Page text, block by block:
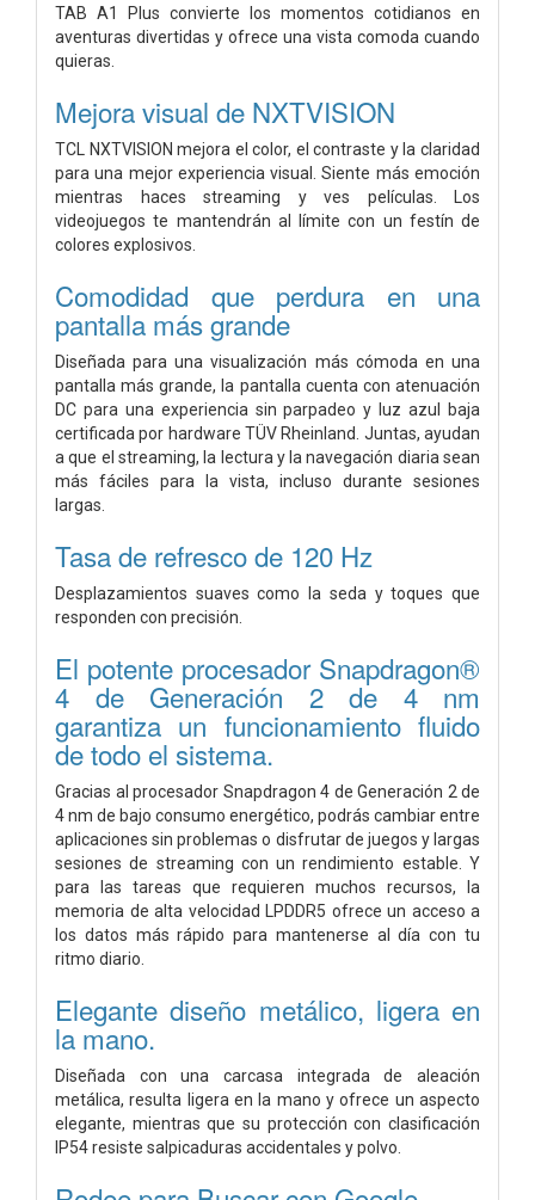
TAB A1 Plus convierte los momentos cotidianos en
aventuras divertidas y ofrece una vista comoda cuando
quieras.
Mejora visual de NXTVISION
TCL NXTVISION mejora el color, el contraste y la claridad
para una mejor experiencia visual. Siente más emoción
mientras haces streaming y ves películas. Los
videojuegos te mantendrán al límite con un festín de
colores explosivos.
Comodidad que perdura en una
pantalla más grande
Diseñada para una visualización más cómoda en una
pantalla más grande, la pantalla cuenta con atenuación
DC para una experiencia sin parpadeo y luz azul baja
certificada por hardware TÜV Rheinland. Juntas, ayudan
a que el streaming, la lectura y la navegación diaria sean
más fáciles para la vista, incluso durante sesiones
largas.
Tasa de refresco de 120 Hz
Desplazamientos suaves como la seda y toques que
responden con precisión.
El potente procesador Snapdragon®
4 de Generación 2 de 4 nm
garantiza un funcionamiento fluido
de todo el sistema.
Gracias al procesador Snapdragon 4 de Generación 2 de
4 nm de bajo consumo energético, podrás cambiar entre
aplicaciones sin problemas o disfrutar de juegos y largas
sesiones de streaming con un rendimiento estable. Y
para las tareas que requieren muchos recursos, la
memoria de alta velocidad LPDDR5 ofrece un acceso a
los datos más rápido para mantenerse al día con tu
ritmo diario.
Elegante diseño metálico, ligera en
la mano.
Diseñada con una carcasa integrada de aleación
metálica, resulta ligera en la mano y ofrece un aspecto
elegante, mientras que su protección con clasificación
IP54 resiste salpicaduras accidentales y polvo.